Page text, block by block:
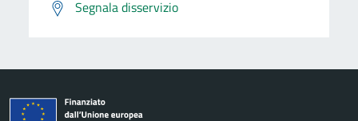
Segnala disservizio